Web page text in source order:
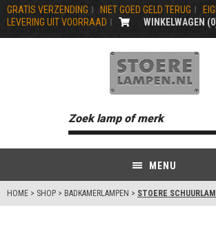
GRATIS VERZENDING NIET GOED GELD TERUG
LEVERING UIT VOORRAAD
WINKELWAGEN (0
MENU
HOME > SHOP > BADKAMERLAMPEN > STOERE